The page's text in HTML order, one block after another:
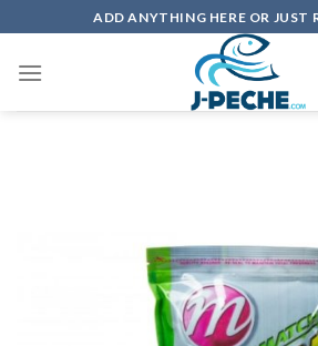
to
content
ADD ANYTHING HERE OR JUST